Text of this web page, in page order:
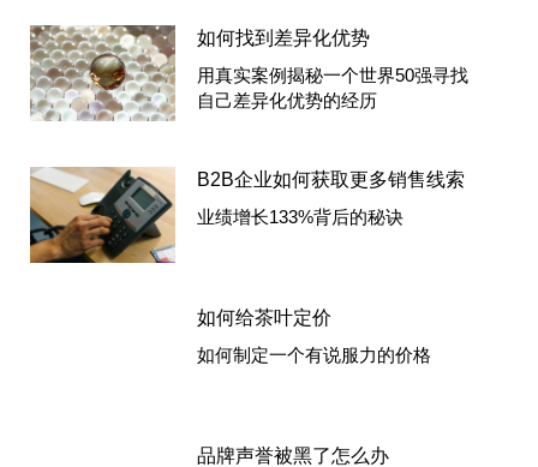
如何找到差异化优势
用真实案例揭秘一个世界50强寻找
自己差异化优势的经历
B2B企业如何获取更多销售线索
业绩增长133%背后的秘诀
如何给茶叶定价
如何制定一个有说服力的价格
品牌声誉被黑了怎么办